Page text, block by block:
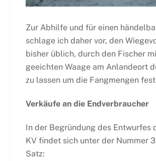
Zur Abhilfe und für einen
schlage ich daher vor, den
bisher üblich, durch den Fischer
geeichten Waage am Anlandeort
zu lassen um die Fangmengen
Verkäufe an die Endverbraucher
In der Begründung des Entwurfes
KV findet sich unter der Nummer
Satz: